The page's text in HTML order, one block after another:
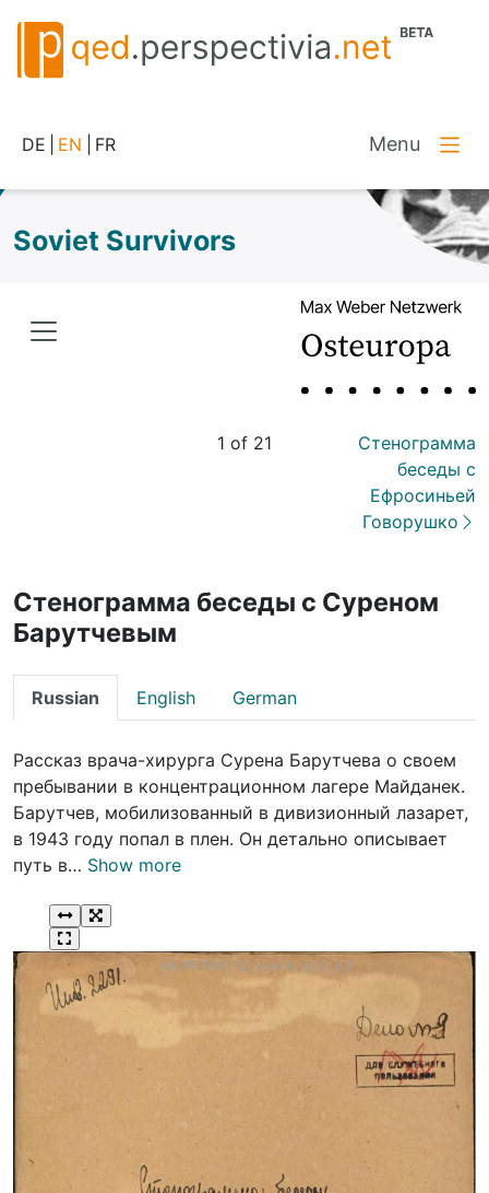
DE EN FR Menu
Soviet Survivors
1 of 21
Стенограмма
беседы с
Ефросиньей
Говорушко
Стенограмма беседы с Суреном
Барутчевым
Russian English German
Рассказ врача-хирурга Сурена Барутчева о своем
пребывании в концентрационном лагере Майданек.
Барутчев, мобилизованный в дивизионный лазарет,
в 1943 году попал в плен. Он детально описывает
путь в… Show more